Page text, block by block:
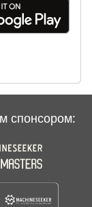
спонсором: